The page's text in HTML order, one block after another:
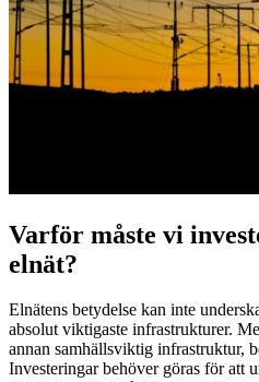
Varför måste vi
elnät?
Elnätens betydelse kan inte
annan samhällsviktig infrastruktur,
Investeringar behöver göras för att
elnätet, men också för att bygga ut,
efter nya krav.